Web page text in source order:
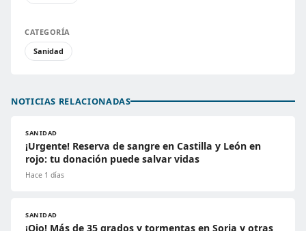
CATEGORÍA
Sanidad
NOTICIAS RELACIONADAS
SANIDAD
¡Urgente! Reserva de sangre en Castilla y León en
rojo: tu donación puede salvar vidas
Hace 1 días
SANIDAD
¡Ojo! Más de 35 grados y tormentas en Soria y otras